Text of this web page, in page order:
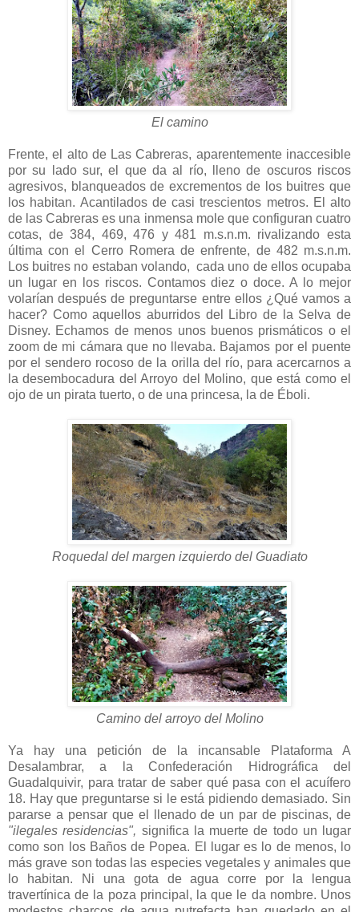
El camino
Frente, el alto de Las Cabreras, aparentemente inaccesible
por su lado sur, el que da al río, lleno de oscuros riscos
agresivos, blanqueados de excrementos de los buitres que
los habitan. Acantilados de casi trescientos metros. El alto
de las Cabreras es una inmensa mole que configuran cuatro
cotas, de 384, 469, 476 y 481 m.s.n.m. rivalizando esta
última con el Cerro Romera de enfrente, de 482 m.s.n.m.
Los buitres no estaban volando, cada uno de ellos ocupaba
un lugar en los riscos. Contamos diez o doce. A lo mejor
volarían después de preguntarse entre ellos ¿Qué vamos a
hacer? Como aquellos aburridos del Libro de la Selva de
Disney. Echamos de menos unos buenos prismáticos o el
zoom de mi cámara que no llevaba. Bajamos por el puente
por el sendero rocoso de la orilla del río, para acercarnos a
la desembocadura del Arroyo del Molino, que está como el
ojo de un pirata tuerto, o de una princesa, la de Éboli.
Roquedal del margen izquierdo del Guadiato
Camino del arroyo del Molino
Ya hay una petición de la incansable Plataforma A
Desalambrar, a la Confederación Hidrográfica del
Guadalquivir, para tratar de saber qué pasa con el acuífero
18. Hay que preguntarse si le está pidiendo demasiado. Sin
pararse a pensar que el llenado de un par de piscinas, de
"ilegales residencias", significa la muerte de todo un lugar
como son los Baños de Popea. El lugar es lo de menos, lo
más grave son todas las especies vegetales y animales que
lo habitan. Ni una gota de agua corre por la lengua
travertínica de la poza principal, la que le da nombre. Unos